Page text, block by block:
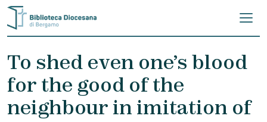
Skip to content
To shed even one’s blood
for the good of the
neighbour in imitation of